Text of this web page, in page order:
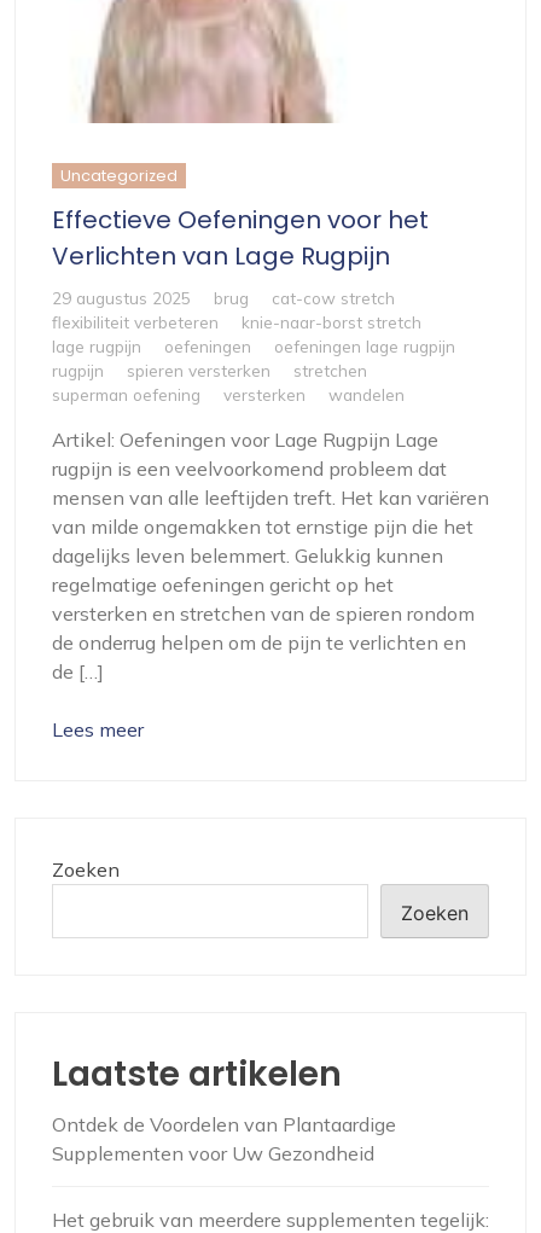
Uncategorized
Effectieve Oefeningen voor het
Verlichten van Lage Rugpijn
29 augustus 2025 brug
cat-cow stretch
flexibiliteit verbeteren
knie-naar-borst stretch
lage rugpijn
oefeningen
oefeningen lage rugpijn
rugpijn
spieren versterken
stretchen
superman oefening
versterken wandelen
Artikel: Oefeningen voor Lage Rugpijn Lage
rugpijn is een veelvoorkomend probleem dat
mensen van alle leeftijden treft. Het kan variëren
van milde ongemakken tot ernstige pijn die het
dagelijks leven belemmert. Gelukkig kunnen
regelmatige oefeningen gericht op het
versterken en stretchen van de spieren rondom
de onderrug helpen om de pijn te verlichten en
de […]
Lees meer
Zoeken
Zoeken
Laatste artikelen
Ontdek de Voordelen van Plantaardige
Supplementen voor Uw Gezondheid
Het gebruik van meerdere supplementen tegelijk: